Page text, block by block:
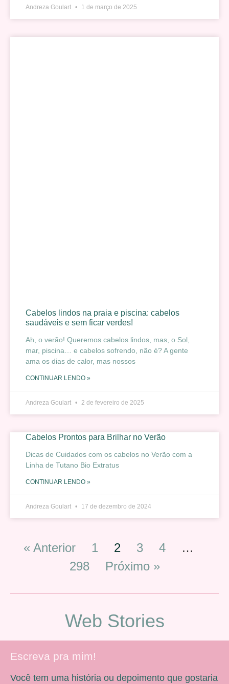
Andreza Goulart 1 de março de 2025
Cabelos lindos na praia e piscina: cabelos
saudáveis e sem ficar verdes!
Ah, o verão! Queremos cabelos lindos, mas, o Sol,
mar, piscina… e cabelos sofrendo, não é? A gente
ama os dias de calor, mas nossos
CONTINUAR LENDO »
Andreza Goulart 2 de fevereiro de 2025
Cabelos Prontos para Brilhar no Verão
Dicas de Cuidados com os cabelos no Verão com a
Linha de Tutano Bio Extratus
CONTINUAR LENDO »
Andreza Goulart 17 de dezembro de 2024
« Anterior 1 2 3 4
…
298
Próximo »
Web Stories
Escreva pra mim!
Você tem uma história ou depoimento que gostaria